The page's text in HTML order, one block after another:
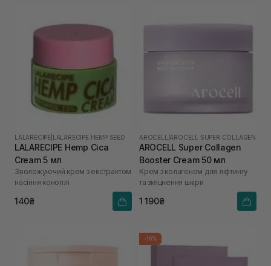
LALARECIPE LALARECIPE HEMP SEED
LALARECIPE Hemp Cica
Cream 5 мл
Зволожуючий крем з екстрактом
насіння коноплі
140₴
AROCELL AROCELL SUPER COLLAGEN
AROCELL Super Collagen
Booster Cream 50 мл
Крем з колагеном для ліфтингу
та зміцнення шкіри
1 190₴
-10%